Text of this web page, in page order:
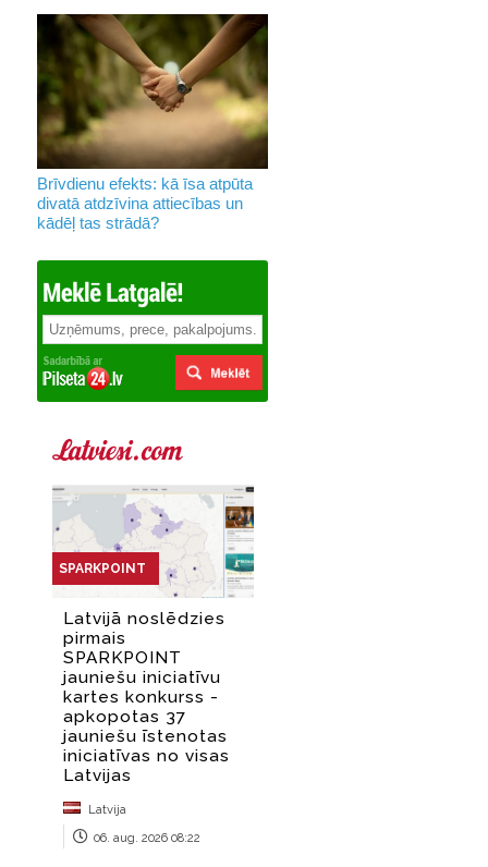
Brīvdienu efekts: kā īsa atpūta
divatā atdzīvina attiecības un
kādēļ tas strādā?